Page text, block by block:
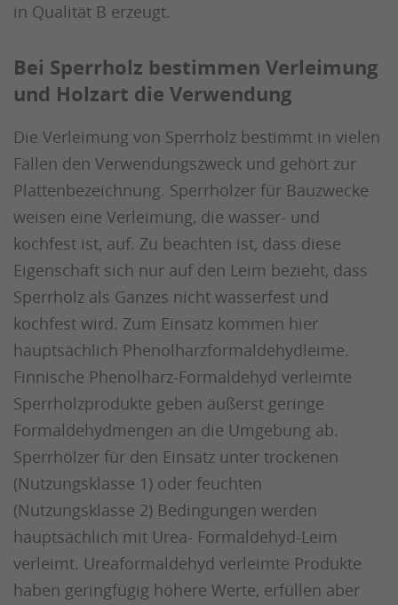
in Qualität B erzeugt.
Bei Sperrholz bestimmen Verleimung
und Holzart die Verwendung
Die Verleimung von Sperrholz bestimmt in vielen
Fällen den Verwendungszweck und gehört zur
Plattenbezeichnung. Sperrhölzer für Bauzwecke
weisen eine Verleimung, die wasser- und
kochfest ist, auf. Zu beachten ist, dass diese
Eigenschaft sich nur auf den Leim bezieht, dass
Sperrholz als Ganzes nicht wasserfest und
kochfest wird. Zum Einsatz kommen hier
hauptsächlich Phenolharzformaldehydleime.
Finnische Phenolharz-Formaldehyd verleimte
Sperrholzprodukte geben äußerst geringe
Formaldehydmengen an die Umgebung ab.
Sperrhölzer für den Einsatz unter trockenen
(Nutzungsklasse 1) oder feuchten
(Nutzungsklasse 2) Bedingungen werden
hauptsächlich mit Urea- Formaldehyd-Leim
verleimt. Ureaformaldehyd verleimte Produkte
haben geringfügig höhere Werte, erfüllen aber